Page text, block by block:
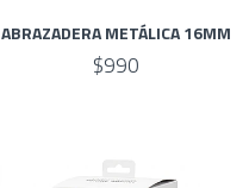
ABRAZADERA METÁLICA 16MM
$990